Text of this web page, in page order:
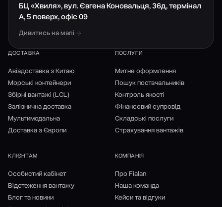
БЦ «Хвиля», вул. Євгена Коновальця, 36д, термінал
А, 5 поверх, офіс 09
Дивитись на мапі
ДОСТАВКА
Авіадоставка з Китаю
Морські контейнери
Збірні вантажі (LCL)
Залізнична доставка
Мультимодальна
Доставка з Європи
ПОСЛУГИ
Митне оформлення
Пошук постачальників
Контроль якості
Фінансовий супровід
Складські послуги
Страхування вантажів
КЛІЄНТАМ
Особистий кабінет
Відстеження вантажу
Блог та новини
КОМПАНІЯ
Про Fialan
Наша команда
Кейси та відгуки